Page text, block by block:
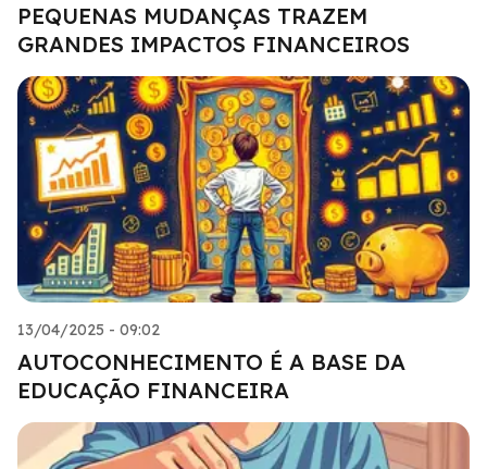
PEQUENAS MUDANÇAS TRAZEM
GRANDES IMPACTOS FINANCEIROS
13/04/2025 - 09:02
AUTOCONHECIMENTO É A BASE DA
EDUCAÇÃO FINANCEIRA